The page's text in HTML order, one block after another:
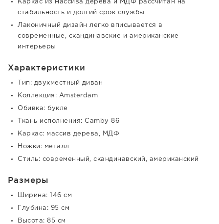
Каркас из массива дерева и МДФ рассчитан на
стабильность и долгий срок службы
Лаконичный дизайн легко вписывается в
современные, скандинавские и американские
интерьеры
Характеристики
Тип: двухместный диван
Коллекция: Amsterdam
Обивка: букле
Ткань исполнения: Camby 86
Каркас: массив дерева, МДФ
Ножки: металл
Стиль: современный, скандинавский, американский
Размеры
Ширина: 146 см
Глубина: 95 см
Высота: 85 см